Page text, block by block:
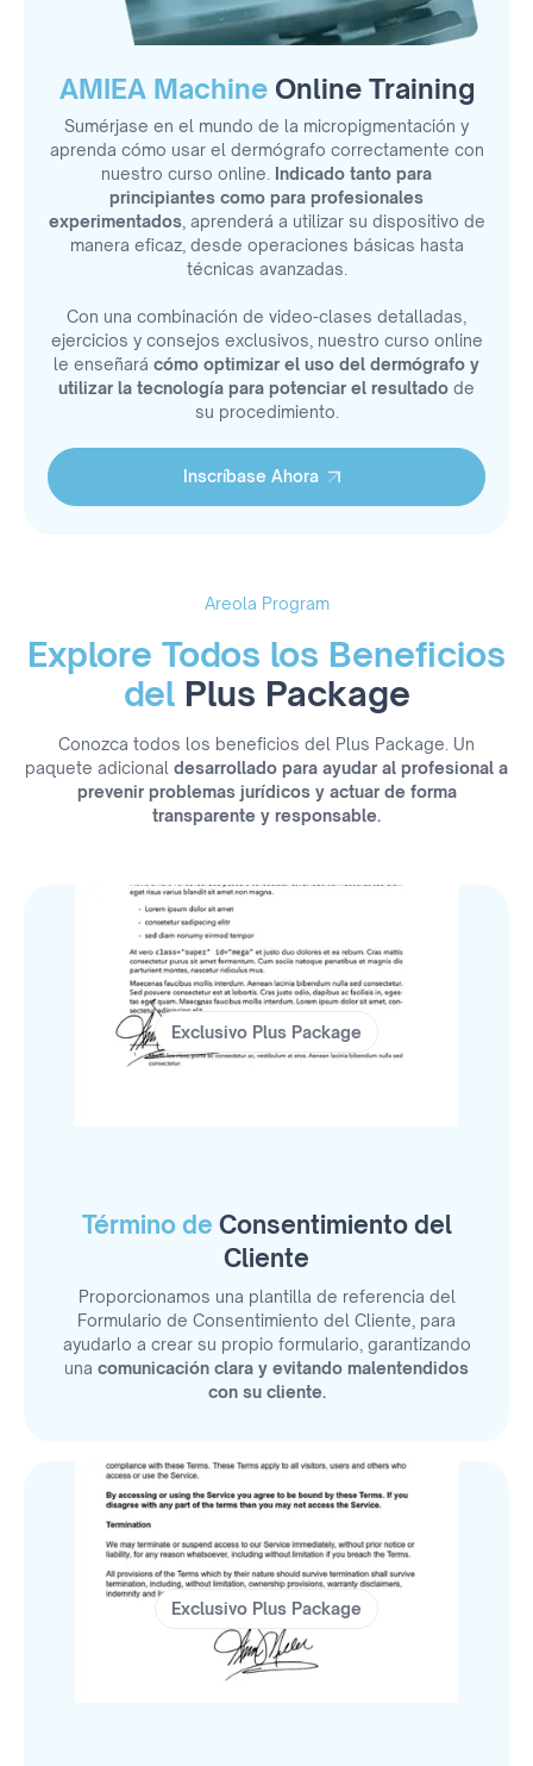
AMIEA Machine Online Training
Sumérjase en el mundo de la micropigmentación y
aprenda cómo usar el dermógrafo correctamente con
nuestro curso online. Indicado tanto para
principiantes como para profesionales
experimentados, aprenderá a utilizar su dispositivo de
manera eficaz, desde operaciones básicas hasta
técnicas avanzadas.
Con una combinación de video-clases detalladas,
ejercicios y consejos exclusivos, nuestro curso online
le enseñará cómo optimizar el uso del dermógrafo y
utilizar la tecnología para potenciar el resultado de
su procedimiento.
Inscríbase Ahora
Areola Program
Explore Todos los Beneficios
delPlus Package
Conozca todos los beneficios del Plus Package. Un
paquete adicional desarrollado para ayudar al profesional a
prevenir problemas jurídicos y actuar de forma
transparente y responsable.
Exclusivo Plus Package
Término de Consentimiento del
Cliente
Proporcionamos una plantilla de referencia del
Formulario de Consentimiento del Cliente, para
ayudarlo a crear su propio formulario, garantizando
una comunicación clara y evitando malentendidos
con su cliente.
Exclusivo Plus Package